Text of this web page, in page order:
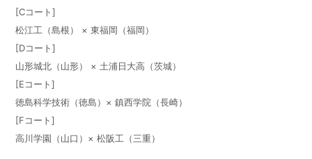
[Cコート]
松江工（島根） × 東福岡（福岡）
[Dコート]
山形城北（山形） × 土浦日大高（茨城）
[Eコート]
徳島科学技術（徳島）× 鎮西学院（長崎）
[Fコート]
高川学園（山口）× 松阪工（三重）